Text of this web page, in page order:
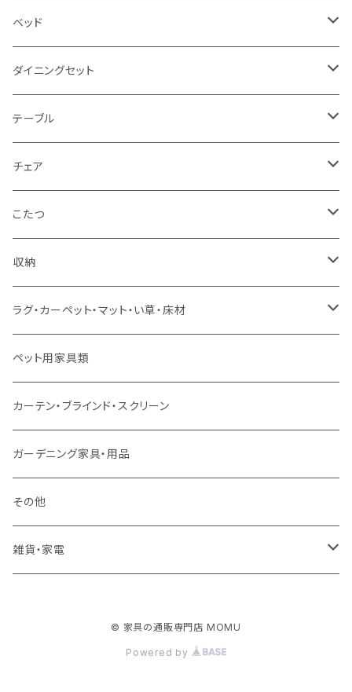
2.5人掛け
2人掛け
1人掛け
カウチソファ
コーナーソファ
ソファセット
スツール・オットマン
ソファ付属品
クッション・座椅子
ベッド
シングルサイズ以下（フレームのみ）
セミダブルサイズ（フレームのみ）
ダブルサイズ（フレームのみ）
ワイドダブルサイズ以上（フレームのみ）
シングルサイズ以下（マットレス付）
セミダブルサイズ（マットレス付）
ダブルサイズ（マットレス付）
ダブルサイズ以上（マットレス付）
ロフトベッド
二段ベッド
マットレス
ダイニングセット
ダイニング3点セット以下
ダイニング4点セット
ダイニング5点・6点セット
ダイニング7点セット以上
テーブル
センターテーブル
ダイニングテーブル
カウンターテーブル
リフティングテーブル
サイドテーブル・コーヒーテーブル
デスク
チェア
ダイニングチェア
カウンターチェア
キッズチェア
オフィスチェア・ゲーミングチェア
ダイニングベンチ・スツール
こたつ
こたつテーブル
こたつ布団
コタツ・布団セット
収納
本棚・シェルフ
食器棚・収納庫
レンジ台・カウンター
ラック
TVボード
キャビネット・飾り棚
ラグ・カーペット・マット・い草・床材
マット・フロアタイル
ラグ
カーペット
ペット用家具類
カーテン・ブラインド・スクリーン
ガーデニング家具・用品
その他
雑貨・家電
© 家具の通販専門店 MOMU
Powered by